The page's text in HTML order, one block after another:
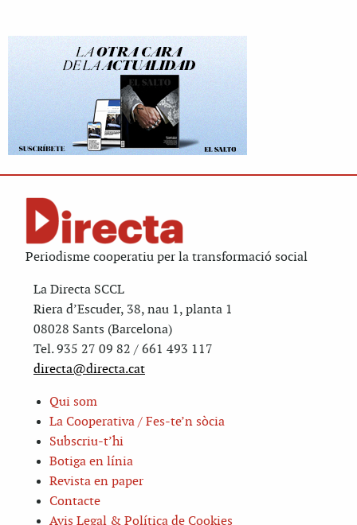
Periodisme cooperatiu per la transformació social
La Directa SCCL
Riera d’Escuder, 38, nau 1, planta 1
08028 Sants (Barcelona)
Tel. 935 27 09 82 / 661 493 117
directa@directa.cat
Qui som
La Cooperativa / Fes-te’n sòcia
Subscriu-t’hi
Botiga en línia
Revista en paper
Contacte
Avis Legal & Política de Cookies